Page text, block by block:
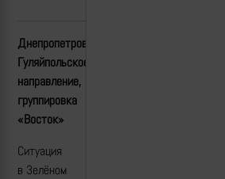
Днепропетровское/
Гуляйпольское
направление,
группировка
«Восток»
Ситуация
в Зелёном